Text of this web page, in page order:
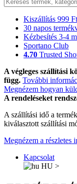
Kiszállítás 999
30 napos
Kézbesítés 3-4
Sportano Club
4.70 Trusted
A végleges szállítási
függ. További
Megnézem hogyan
A rendeléseket
A szállítási idő a
kiválasztott szállítási
Megnézem a részletes
Kapcsolat
HU >